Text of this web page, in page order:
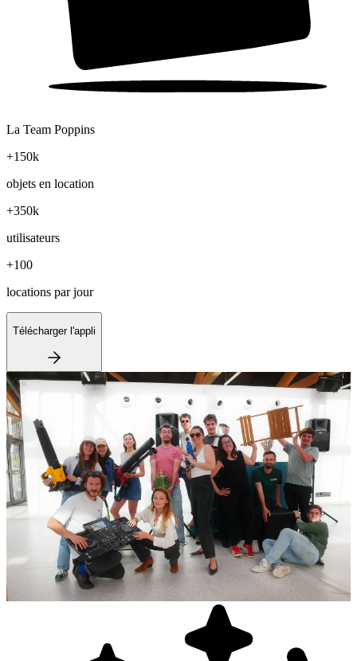
La Team Poppins
+150k
objets en location
+350k
utilisateurs
+100
locations par jour
Télécharger l'appli